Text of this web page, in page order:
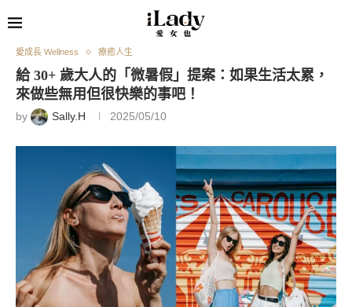
愛成長 Wellness 療癒人生
給 30+ 歲大人的「微暑假」提案：如果生活太累，
來做些無用但很快樂的事吧！
by Sally.H 2025/05/10